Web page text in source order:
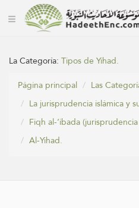
La Categoría:Tipos de Yihad.
Página principal
Las
La jurisprudencia islámica y
Fiqh al-‘ibada
Al-Yihad.